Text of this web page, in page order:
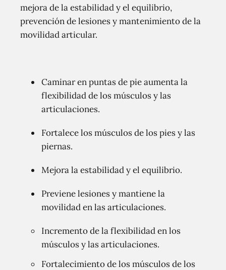
mejora de la estabilidad y el equilibrio,
prevención de lesiones y mantenimiento de la
movilidad articular.
Caminar en puntas de pie aumenta la
flexibilidad de los músculos y las
articulaciones.
Fortalece los músculos de los pies y las
piernas.
Mejora la estabilidad y el equilibrio.
Previene lesiones y mantiene la
movilidad en las articulaciones.
Incremento de la flexibilidad en los
músculos y las articulaciones.
Fortalecimiento de los músculos de los